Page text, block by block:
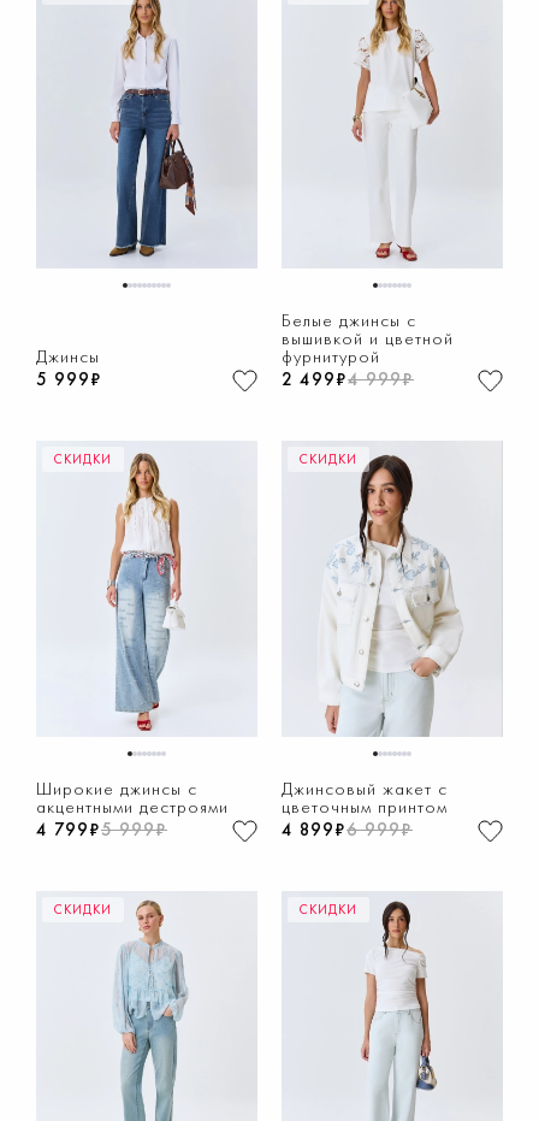
12345678910
Джинсы
5 999₽
12345678
Белые джинсы с
вышивкой и цветной
фурнитурой
2 499₽4 999₽
СКИДКИ
12345678
Широкие джинсы с
акцентными дестроями
4 799₽5 999₽
СКИДКИ
12345678
Джинсовый жакет с
цветочным принтом
4 899₽6 999₽
СКИДКИ СКИДКИ